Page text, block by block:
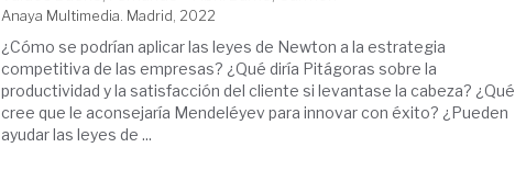
Anaya Multimedia. Madrid, 2022
¿Cómo se podrían aplicar las leyes de Newton a la estrategia
competitiva de las empresas? ¿Qué diría Pitágoras sobre la
productividad y la satisfacción del cliente si levantase la cabeza? ¿Qué
cree que le aconsejaría Mendeléyev para innovar con éxito? ¿Pueden
ayudar las leyes de ...